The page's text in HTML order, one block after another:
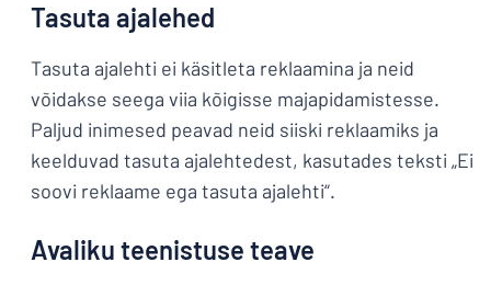
Tasuta ajalehed
Tasuta ajalehti ei käsitleta reklaamina ja neid
võidakse seega viia kõigisse majapidamistesse.
Paljud inimesed peavad neid siiski reklaamiks ja
keelduvad tasuta ajalehtedest, kasutades teksti „Ei
soovi reklaame ega tasuta ajalehti“.
Avaliku teenistuse teave